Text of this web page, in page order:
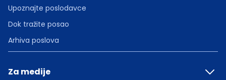
Upoznajte poslodavce
Dok tražite posao
Arhiva poslova
Za medije